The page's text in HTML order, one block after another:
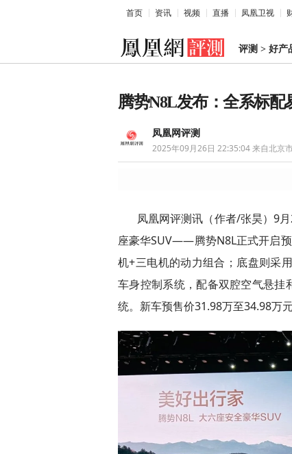
首页 资讯 视频 直播 凤凰卫视
评测 > 好产
腾势N8L发布：全系标配
凤凰网评测
2025年09月26日 22:35:04来自北京
凤凰网评测讯（作者/张昊）9
座豪华SUV——腾势N8L正式开启
机+三电机的动力组合；底盘则采
车身控制系统，配备双腔空气悬挂
统。新车预售价31.98万至34.98万元